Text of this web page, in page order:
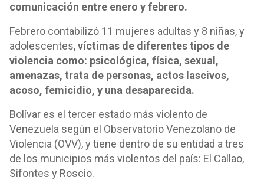
comunicación entre enero y febrero.
Febrero contabilizó 11 mujeres adultas y 8 niñas, y
adolescentes,víctimas de diferentes tipos de
violencia como: psicológica, física, sexual,
amenazas, trata de personas, actos lascivos,
acoso, femicidio, y una desaparecida.
Bolívar es el tercer estado más violento de
Venezuela según el Observatorio Venezolano de
Violencia (OVV), y tiene dentro de su entidad a tres
de los municipios más violentos del país: El Callao,
Sifontes y Roscio.